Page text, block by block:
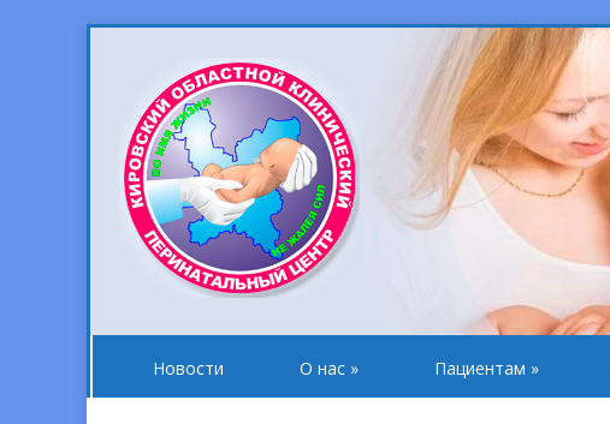
Новости О нас » Пациентам »